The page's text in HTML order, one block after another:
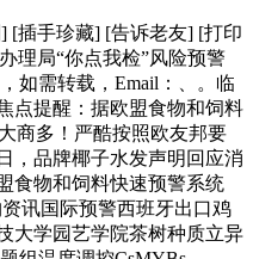
手珍藏] [告诉老友] [打印
理局“你点我检”风险预警
如需转载，Email：、。临
点提醒：据欧盟食物和饲料
商多！严酷按照欧友邦要
，品牌椰子水发声明回应消
食物和饲料快速预警系统
资讯国际预警西班牙出口鸡
大学园艺学院茶树种质立异